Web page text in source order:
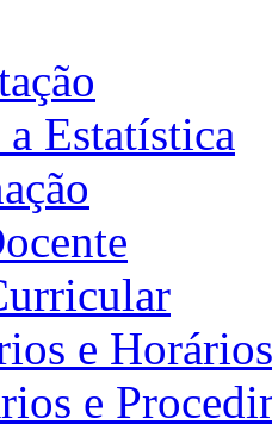
a Estatística
e Horários
e